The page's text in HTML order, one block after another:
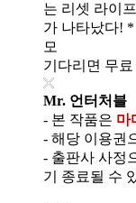
는 리셋 라이
가 나타났다!
모
기다리면 무료
Mr. 언터처블
- 본 작품은 마
- 해당 이용권
- 출판사 사정
기 종료될 수